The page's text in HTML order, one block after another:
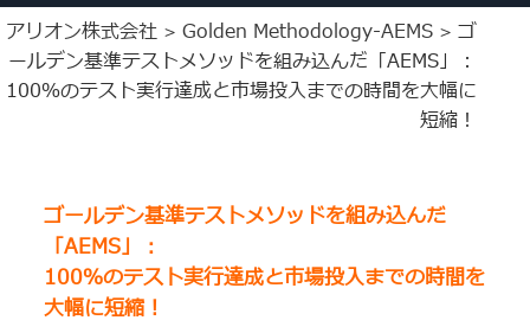
アリオン株式会社 >Golden Methodology-AEMS >ゴ
ールデン基準テストメソッドを組み込んだ「AEMS」：
100％のテスト実行達成と市場投入までの時間を大幅に
短縮！
ゴールデン基準テストメソッドを組み込んだ
「AEMS」：
100％のテスト実行達成と市場投入までの時間を
大幅に短縮！